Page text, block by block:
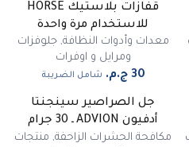
قفازات بلاستيك HORSE
للاستخدام مرة واحدة
معدات وأدوات النظافة,جلوفزات
ومرايل و اوفرات
شامل الضريبة
- 9
جل الصراصير سينجنتا
أدفيون ADVION ـ 30 جرام
مكافحة الحشرات الزاحفة, منتجات